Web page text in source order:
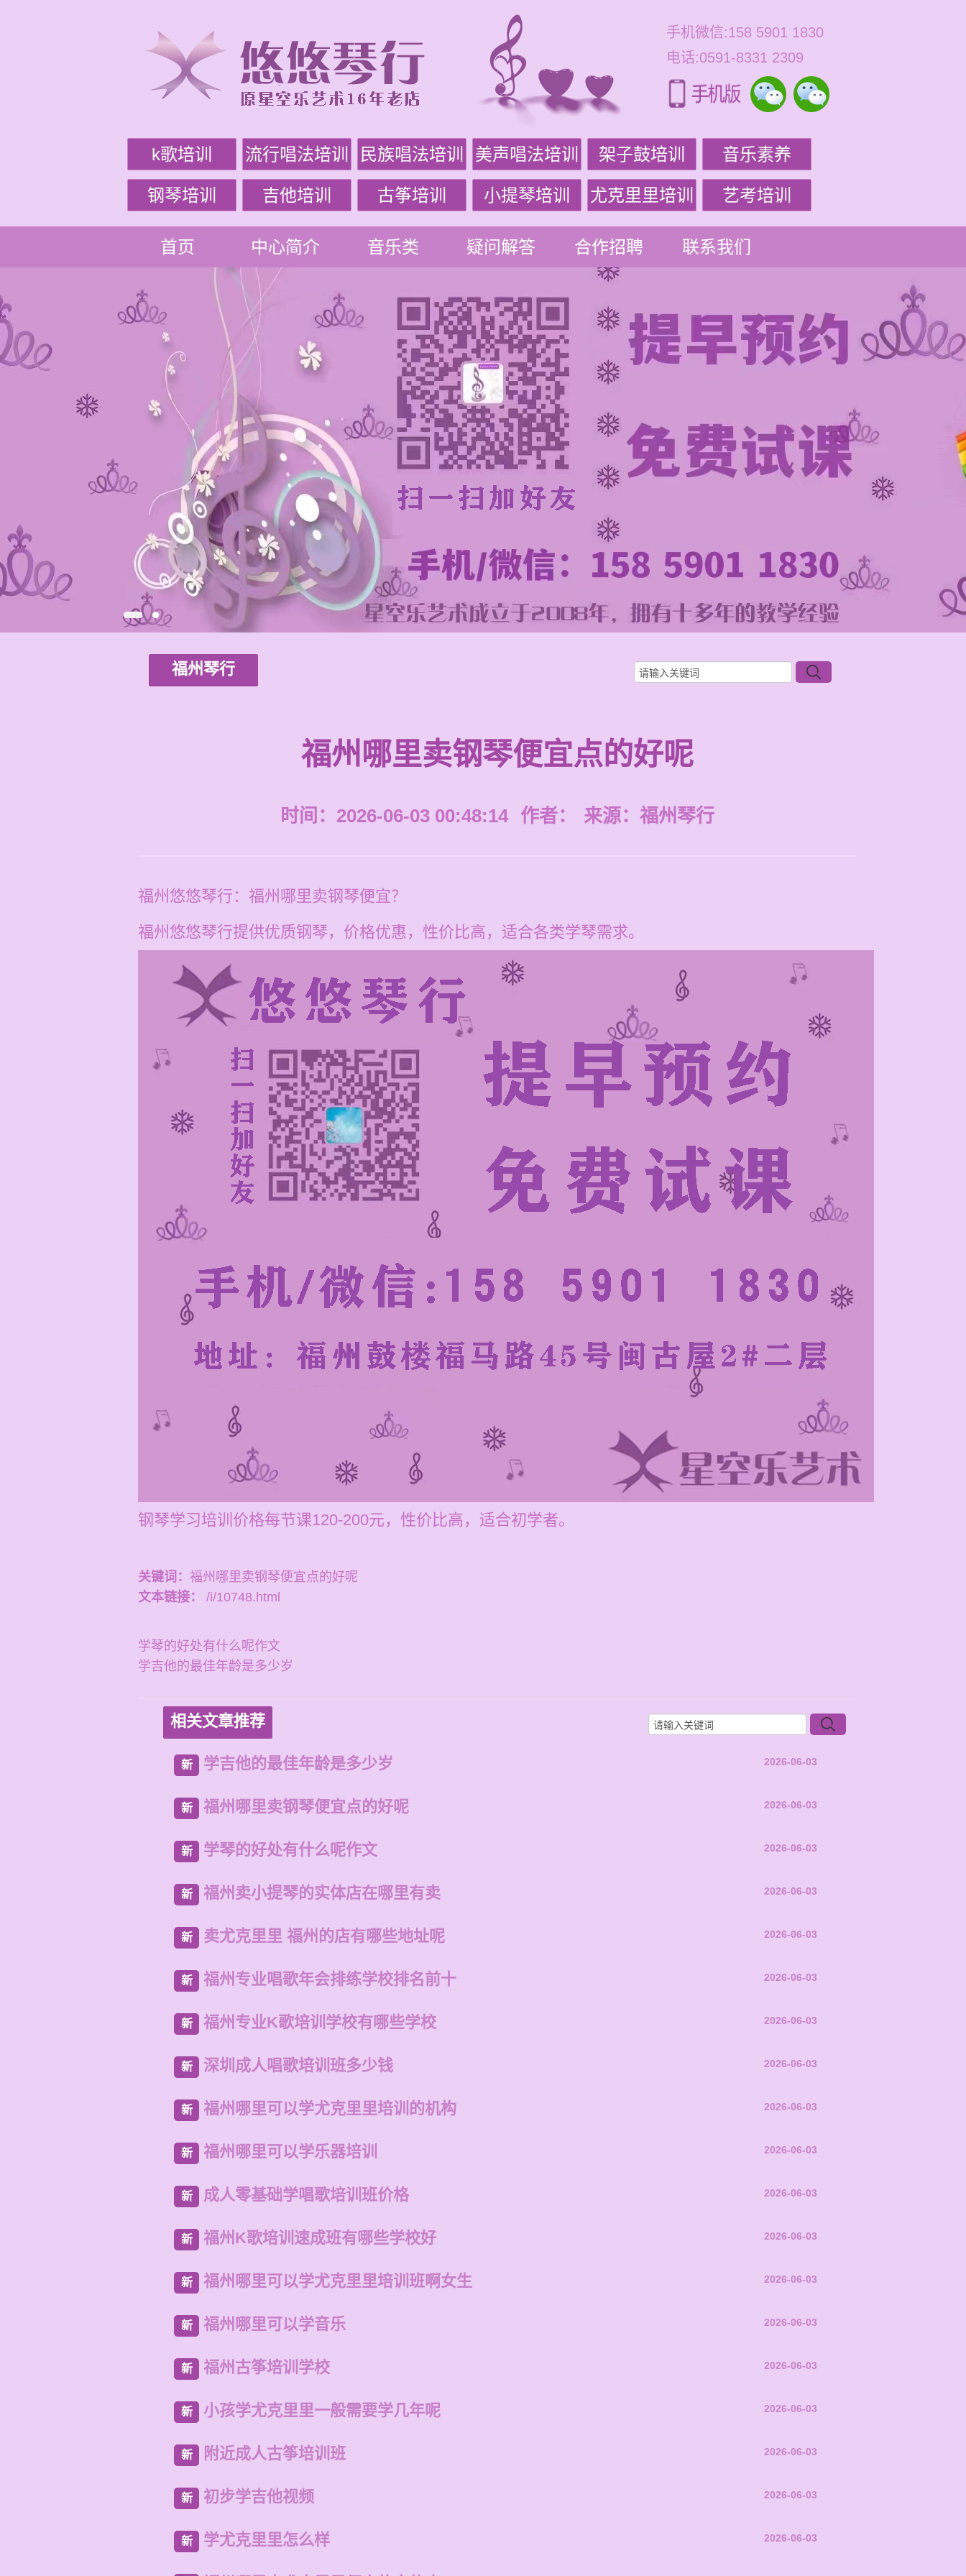
手机微信:158 5901 1830
电话:0591-8331 2309
k歌培训 流行唱法培训 民族唱法培训 美声唱法培训 架子鼓培训 音乐素养
钢琴培训 吉他培训 古筝培训 小提琴培训 尤克里里培训 艺考培训
首页 中心简介 音乐类 疑问解答 合作招聘 联系我们
福州琴行
福州哪里卖钢琴便宜点的好呢
时间：2026-06-03 00:48:14 作者： 来源： 福州琴行
福州悠悠琴行：福州哪里卖钢琴便宜？
福州悠悠琴行提供优质钢琴，价格优惠，性价比高，适合各类学琴需求。
钢琴学习培训价格每节课120-200元，性价比高，适合初学者。
关键词： 福州哪里卖钢琴便宜点的好呢
文本链接：
/i/10748.html
学琴的好处有什么呢作文
学吉他的最佳年龄是多少岁
相关文章推荐
新 学吉他的最佳年龄是多少岁 2026-06-03
新 福州哪里卖钢琴便宜点的好呢 2026-06-03
新 学琴的好处有什么呢作文 2026-06-03
新 福州卖小提琴的实体店在哪里有卖 2026-06-03
新 卖尤克里里 福州的店有哪些地址呢 2026-06-03
新 福州专业唱歌年会排练学校排名前十 2026-06-03
新 福州专业K歌培训学校有哪些学校 2026-06-03
新 深圳成人唱歌培训班多少钱 2026-06-03
新 福州哪里可以学尤克里里培训的机构 2026-06-03
新 福州哪里可以学乐器培训 2026-06-03
新 成人零基础学唱歌培训班价格 2026-06-03
新 福州K歌培训速成班有哪些学校好 2026-06-03
新 福州哪里可以学尤克里里培训班啊女生 2026-06-03
新 福州哪里可以学音乐 2026-06-03
新 福州古筝培训学校 2026-06-03
新 小孩学尤克里里一般需要学几年呢 2026-06-03
新 附近成人古筝培训班 2026-06-03
新 初步学吉他视频 2026-06-03
新 学尤克里里怎么样 2026-06-03